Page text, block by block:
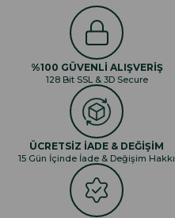
%100 GÜVENLİ ALIŞVERİŞ
128 Bit SSL & 3D Secure
ÜCRETSİZ İADE & DEĞİŞİM
15 Gün İçinde İade & Değişim Hakkı